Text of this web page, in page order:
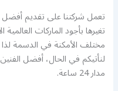
تعمل شركتنا على تقديم
تغيرها بأجود الماركات
مختلف الأمكنة في الدسمة
لنأتيكم في الحال، أفضل
مدار 24 ساعة.